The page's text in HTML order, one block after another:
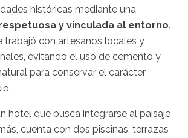
históricas mediante una
y vinculada al entorno.
trabajó con artesanos locales y
evitando el uso de cemento y
para conservar el carácter
hotel que busca integrarse al paisaje
cuenta con dos piscinas, terrazas